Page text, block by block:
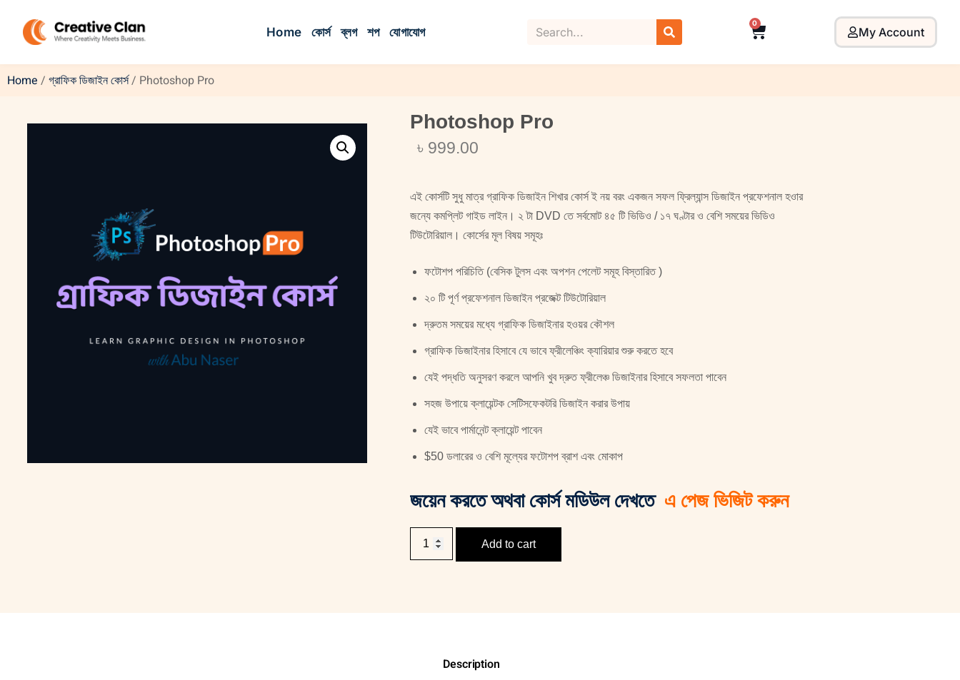
Home কোর্স ব্লগ শপ যোগাযোগ
0
My Account
Home / গ্রাফিক ডিজাইন কোর্স/ Photoshop Pro
Photoshop Pro
৳ 999.00
এই কোর্সটি সুধু মাত্র গ্রাফিক ডিজাইন শিখার কোর্স ই নয় বরং একজন সফল ফ্রিল্যান্স ডিজাইন প্রফেশনাল হওার
জন্যে কমপ্লিট গাইড লাইন। ২ টা DVD তে সর্বমোট ৪৫ টি ভিডিও / ১৭ ঘণ্টার ও বেশি সময়ের ভিডিও
টিউটোরিয়াল। কোর্সের মূল বিষয় সমূহঃ
ফটোশপ পরিচিতি (বেসিক টুলস এবং অপশন পেলেট সমূহ বিস্তারিত )
২০ টি পূর্ণ প্রফেশনাল ডিজাইন প্রজেক্ট টিউটোরিয়াল
দ্রুতম সময়ের মধ্যে গ্রাফিক ডিজাইনার হওয়র কৌশল
গ্রাফিক ডিজাইনার হিসাবে যে ভাবে ফ্রীলেঞ্চিং ক্যারিয়ার শুরু করতে হবে
যেই পদ্ধতি অনুসরণ করলে আপনি খুব দ্রুত ফ্রীলেঞ্চ ডিজাইনার হিসাবে সফলতা পাবেন
সহজ উপায়ে ক্লায়েন্টক সেটিসফেকটরি ডিজাইন করার উপায়
যেই ভাবে পার্মানেন্ট ক্লায়েন্ট পাবেন
$50 ডলারের ও বেশি মূল্যের ফটোশপ ব্রাশ এবং মোকাপ
জয়েন করতে অথবা কোর্স মডিউল দেখতে এ পেজ ভিজিট করুন
Add to cart
Description